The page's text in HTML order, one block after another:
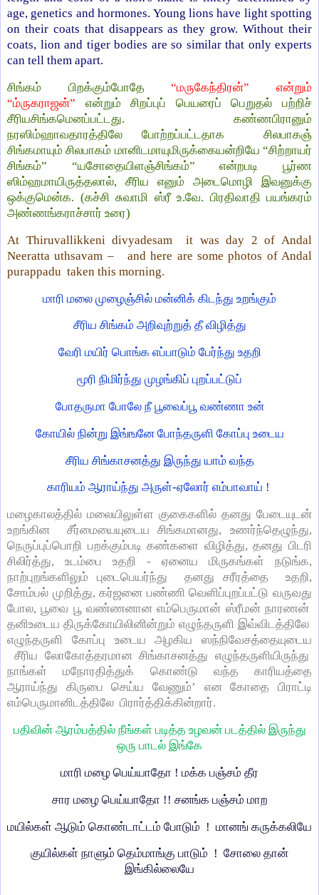
age, genetics and hormones. Young lions have light spotting
on their coats that disappears as they grow. Without their
coats, lion and tiger bodies are so similar that only experts
can tell them apart.
சிங்கம் பிறக்கும்போதே“மருகேந்திரன்” என்றும்
“ம்ருகராஜன்” என்றும் சிறப்புப் பெயரைப் பெறுதல் பற்றிச்
சீரியசிங்கமெனப்பட்டது. கண்ணபிரானும்
நரஸிம்ஹாவதாரத்திலே போற்றப்பட்டதாக சிலபாகஞ்
சிங்கமாயும் சிலபாகம் மானிடமாயுமிருக்கையன்றியே “சிற்றாயர்
சிங்கம்” “யசோதையிளஞ்சிங்கம்” என்றபடி பூர்ண
ஸிம்ஹமாயிருத்தலால், சீரிய எனும் அடைமொழி இவனுக்கு
ஒக்குமென்க. (கச்சி சுவாமி ஸ்ரீ உ.வே. பிரதிவாதி பயங்கரம்
அண்ணங்கராச்சார் உரை)
At Thiruvallikkeni divyadesam it was day 2 of Andal
Neeratta uthsavam – and here are some photos of Andal
purappadu taken this morning.
மாரி மலை முழைஞ்சில் மன்னிக் கிடந்து உறங்கும்
சீரிய சிங்கம் அறிவுற்றுத் தீ விழித்து
வேரி மயிர் பொங்க எப்பாடும் பேர்ந்து உதறி
மூரி நிமிர்ந்து முழங்கிப் புறப்பட்டுப்
போதருமா போலே நீ பூவைப்பூ வண்ணா உன்
கோயில் நின்று இங்ஙனே போந்தருளி கோப்பு உடைய
சீரிய சிங்காசனத்து இருந்து யாம் வந்த
காரியம் ஆராய்ந்து அருள்-ஏலோர் எம்பாவாய் !
மழைகாலத்தில் மலையிலுள்ள குகைகளில் தனது பேடையுடன்
உறங்கின சீர்மையையுடைய சிங்கமானது, உணர்ந்தெழுந்து,
நெருப்புப்பொறி பறக்கும்படி கண்களை விழித்து, தனது பிடரி
சிலிர்த்து, உடம்பை உதறி - ஏனைய மிருகங்கள் நடுங்க,
நாற்புறங்களிலும் புடைபெயர்ந்து தனது சரீரத்தை உதறி,
சோம்பல் முறித்து, கர்ஜனை பண்ணி வெளிப்புறப்பட்டு வருவது
போல, பூவை பூ வண்ணனான எம்பெருமான் ஸ்ரீமன் நாரணன்
தனிஉடைய திருக்கோயிலினின்றும் எழுந்தருளி இவ்விடத்திலே
எழுந்தருளி கோப்பு உடைய அழகிய ஸந்நிவேசத்தையுடைய
சீரிய லோகோத்தரமான சிங்காசனத்து எழுந்தருளியிருந்து
நாங்கள் மநோரதித்துக் கொண்டு வந்த காரியத்தை
ஆராய்ந்து கிருபை செய்ய வேணும்’ என கோதை பிராட்டி
எம்பெருமானிடத்திலே பிரார்த்திக்கின்றார்.
பதிவின் ஆரம்பத்தில் நீங்கள் படித்த உழவன் படத்தில் இருந்து
ஒரு பாடல் இங்கே
மாரி மழை பெய்யாதோ ! மக்க பஞ்சம் தீர
சார மழை பெய்யாதோ !! சனங்க பஞ்சம் மாற
மயில்கள் ஆடும் கொண்டாட்டம் போடும் ! மானங் கருக்கலியே
குயில்கள் நாளும் தெம்மாங்கு பாடும் ! சோலை தான்
இங்கில்லையே